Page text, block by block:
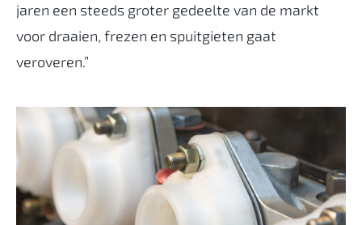
jaren een steeds groter gedeelte van de markt
voor draaien, frezen en spuitgieten gaat
veroveren.”